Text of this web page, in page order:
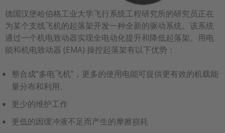
德国汉堡哈伯格工业大学飞行系统工程研究所的研究员正在
为某个支线飞机的起落架开发一种全新的驱动系统。该系统
通过一个机电致动器实现全电动化提升和降低起落架。用电
能和机电致动器 (EMA) 操控起落架有以下优势：
整合成“多电飞机”，更多的使用电能可提供更有效的机载能
量分布和利用。
更少的维护工作
更低的因缓冲液不足而产生的摩擦损耗